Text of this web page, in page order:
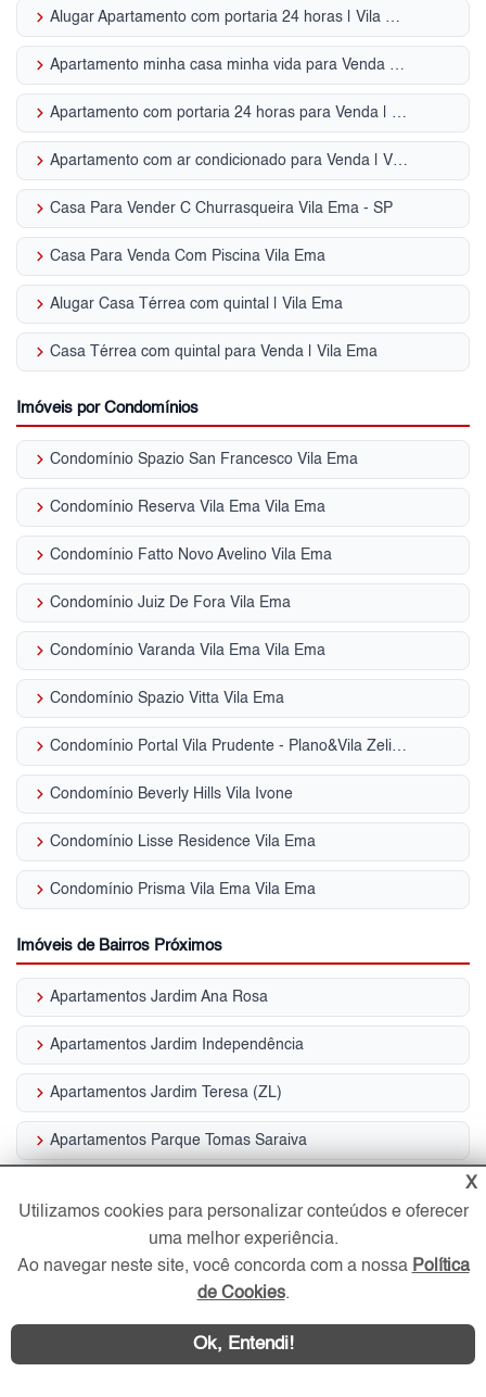
keyboard_arrow_right Alugar Apartamento com portaria 24 horas | Vila Ema
keyboard_arrow_right Apartamento minha casa minha vida para Venda | Vila Ema
keyboard_arrow_right Apartamento com portaria 24 horas para Venda | Vila Ema
keyboard_arrow_right Apartamento com ar condicionado para Venda | Vila Ema
keyboard_arrow_right Casa Para Vender C Churrasqueira Vila Ema - SP
keyboard_arrow_right Casa Para Venda Com Piscina Vila Ema
keyboard_arrow_right Alugar Casa Térrea com quintal | Vila Ema
keyboard_arrow_right Casa Térrea com quintal para Venda | Vila Ema
Imóveis por Condomínios
keyboard_arrow_right Condomínio Spazio San Francesco Vila Ema
keyboard_arrow_right Condomínio Reserva Vila Ema Vila Ema
keyboard_arrow_right Condomínio Fatto Novo Avelino Vila Ema
keyboard_arrow_right Condomínio Juiz De Fora Vila Ema
keyboard_arrow_right Condomínio Varanda Vila Ema Vila Ema
keyboard_arrow_right Condomínio Spazio Vitta Vila Ema
keyboard_arrow_right Condomínio Portal Vila Prudente - Plano&Vila Zelina Vila Graciosa
keyboard_arrow_right Condomínio Beverly Hills Vila Ivone
keyboard_arrow_right Condomínio Lisse Residence Vila Ema
keyboard_arrow_right Condomínio Prisma Vila Ema Vila Ema
Imóveis de Bairros Próximos
keyboard_arrow_right Apartamentos Jardim Ana Rosa
keyboard_arrow_right Apartamentos Jardim Independência
keyboard_arrow_right Apartamentos Jardim Teresa (ZL)
keyboard_arrow_right Apartamentos Parque Tomas Saraiva
Apartamentos Vila Cleonice
Apartamentos Vila Graciosa
keyboard_arrow_right Apartamentos Vila Ivone
X
Utilizamos cookies para personalizar conteúdos e oferecer
uma melhor experiência.
Ao navegar neste site, você concorda com a nossa Política
de Cookies.
Ok, Entendi!